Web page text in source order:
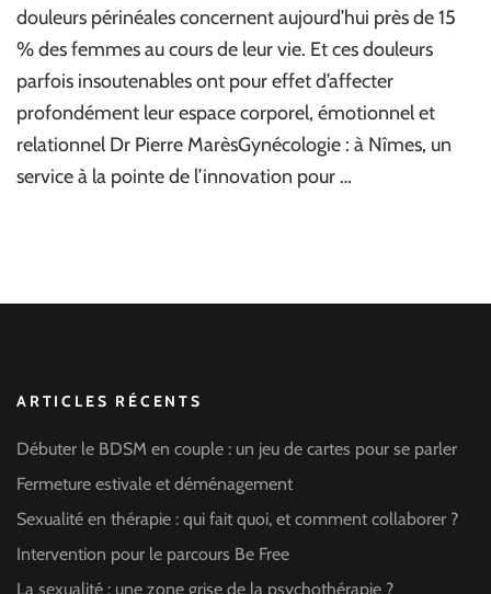
douleurs périnéales concernent aujourd’hui près de 15
% des femmes au cours de leur vie. Et ces douleurs
parfois insoutenables ont pour effet d’affecter
profondément leur espace corporel, émotionnel et
relationnel Dr Pierre MarèsGynécologie : à Nîmes, un
service à la pointe de l’innovation pour …
ARTICLES RÉCENTS
Débuter le BDSM en couple : un jeu de cartes pour se parler
Fermeture estivale et déménagement
Sexualité en thérapie : qui fait quoi, et comment collaborer ?
Intervention pour le parcours Be Free
La sexualité : une zone grise de la psychothérapie ?